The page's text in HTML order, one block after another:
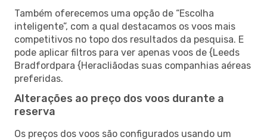
Também oferecemos uma opção de “Escolha
inteligente”, com a qual destacamos os voos mais
competitivos no topo dos resultados da pesquisa. E
pode aplicar filtros para ver apenas voos de {Leeds
Bradfordpara {Heracliãodas suas companhias aéreas
preferidas.
Alterações ao preço dos voos durante a
reserva
Os preços dos voos são configurados usando um